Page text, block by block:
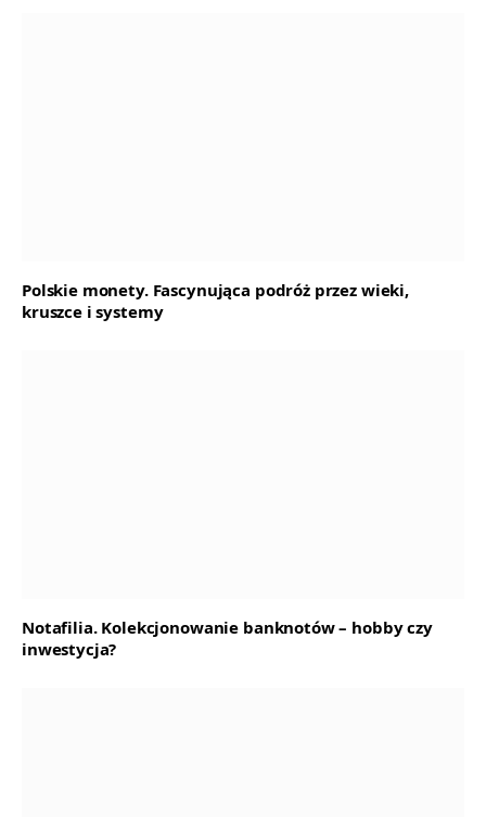
Polskie monety. Fascynująca podróż przez wieki,
kruszce i systemy
Notafilia. Kolekcjonowanie banknotów – hobby czy
inwestycja?